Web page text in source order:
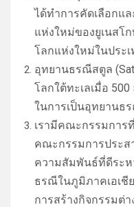
ได้ทำการคัดเลือกแ
แห่งใหม่ของยูเนสโ
โลกแห่งใหม่ในประ
อุทยานธรณีสตูล
โลกใต้ทะเลเมื่อ
ในการเป็นอุทยานธ
เรามีคณะกรรมการ
คณะกรรมการประ
ความสัมพันธ์ที่ดีระห
ธรณีในภูมิภาคเอเชี
การสร้างกิจกรรมต่